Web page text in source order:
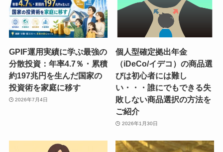
GPIF運用実績に学ぶ最強の
分散投資：年率4.7％・累積
約197兆円を生んだ国家の
投資術を家庭に移す
2026年7月4日
個人型確定拠出年金
（iDeCo/イデコ）の商品選
びは初心者には難し
い・・・誰にでもできる失
敗しない商品選択の方法を
ご紹介
2026年1月30日